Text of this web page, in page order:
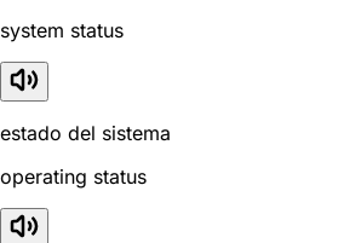
system status
estado del sistema
operating status